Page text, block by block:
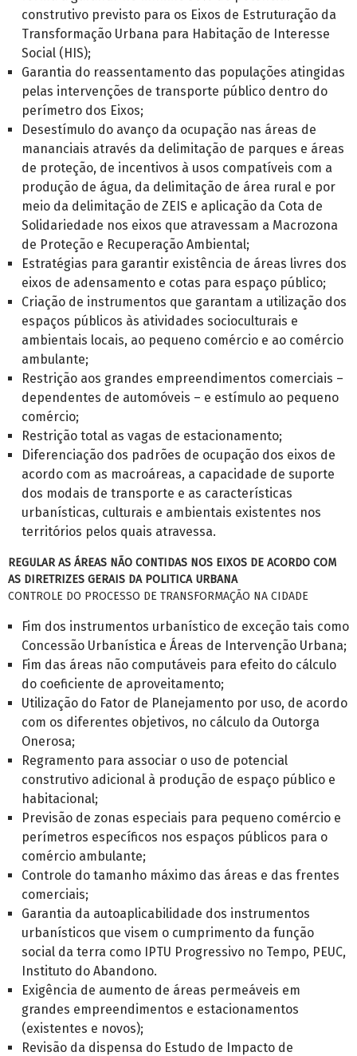
construtivo previsto para os Eixos de Estruturação da
Transformação Urbana para Habitação de Interesse
Social (HIS);
Garantia do reassentamento das populações atingidas
pelas intervenções de transporte público dentro do
perímetro dos Eixos;
Desestímulo do avanço da ocupação nas áreas de
mananciais através da delimitação de parques e áreas
de proteção, de incentivos à usos compatíveis com a
produção de água, da delimitação de área rural e por
meio da delimitação de ZEIS e aplicação da Cota de
Solidariedade nos eixos que atravessam a Macrozona
de Proteção e Recuperação Ambiental;
Estratégias para garantir existência de áreas livres dos
eixos de adensamento e cotas para espaço público;
Criação de instrumentos que garantam a utilização dos
espaços públicos às atividades socioculturais e
ambientais locais, ao pequeno comércio e ao comércio
ambulante;
Restrição aos grandes empreendimentos comerciais –
dependentes de automóveis – e estímulo ao pequeno
comércio;
Restrição total as vagas de estacionamento;
Diferenciação dos padrões de ocupação dos eixos de
acordo com as macroáreas, a capacidade de suporte
dos modais de transporte e as características
urbanísticas, culturais e ambientais existentes nos
territórios pelos quais atravessa.
REGULAR AS ÁREAS NÃO CONTIDAS NOS EIXOS DE ACORDO COM
AS DIRETRIZES GERAIS DA POLITICA URBANA
CONTROLE DO PROCESSO DE TRANSFORMAÇÃO NA CIDADE
Fim dos instrumentos urbanístico de exceção tais como
Concessão Urbanística e Áreas de Intervenção Urbana;
Fim das áreas não computáveis para efeito do cálculo
do coeficiente de aproveitamento;
Utilização do Fator de Planejamento por uso, de acordo
com os diferentes objetivos, no cálculo da Outorga
Onerosa;
Regramento para associar o uso de potencial
construtivo adicional à produção de espaço público e
habitacional;
Previsão de zonas especiais para pequeno comércio e
perímetros específicos nos espaços públicos para o
comércio ambulante;
Controle do tamanho máximo das áreas e das frentes
comerciais;
Garantia da autoaplicabilidade dos instrumentos
urbanísticos que visem o cumprimento da função
social da terra como IPTU Progressivo no Tempo, PEUC,
Instituto do Abandono.
Exigência de aumento de áreas permeáveis em
grandes empreendimentos e estacionamentos
(existentes e novos);
Revisão da dispensa do Estudo de Impacto de